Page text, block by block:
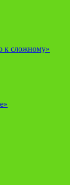
к сложному»